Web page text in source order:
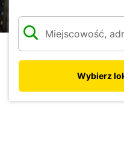
Wybierz